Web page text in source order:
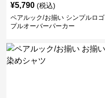
¥5,790 (税込)
ペアルック/お揃い シンプルロゴ
プルオーバーパーカー